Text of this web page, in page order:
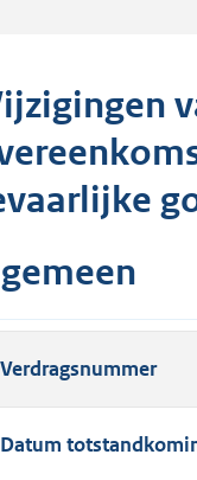
Verdragsnummer
Datum